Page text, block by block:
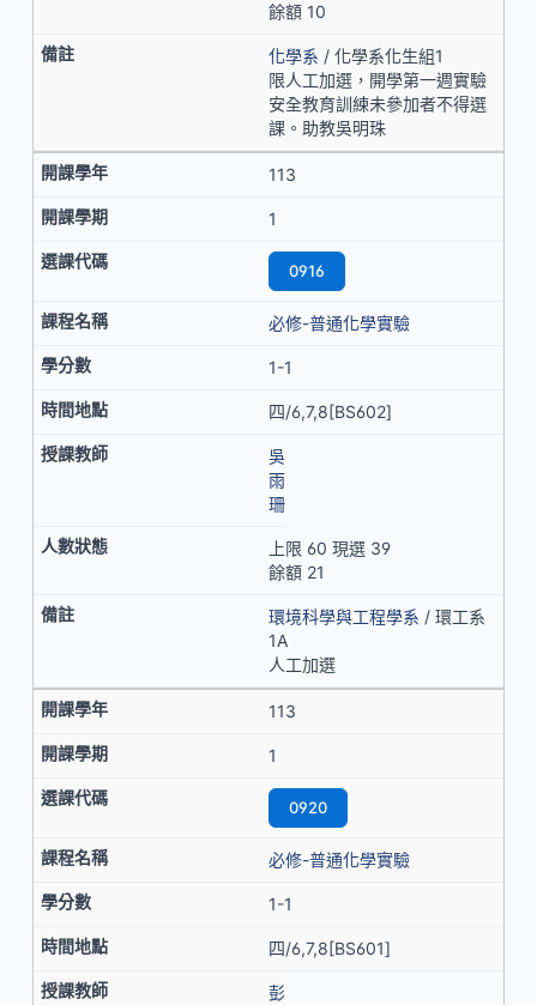
餘額 10
化學系 / 化學系化生組1
限人工加選，開學第一週實驗
安全教育訓練未參加者不得選
課。助教吳明珠
113
1
0916
必修-普通化學實驗
1-1
四/6,7,8[BS602]
吳
雨
珊
上限 60 現選 39
餘額 21
環境科學與工程學系 / 環工系
1A
人工加選
113
1
0920
必修-普通化學實驗
1-1
四/6,7,8[BS601]
彭